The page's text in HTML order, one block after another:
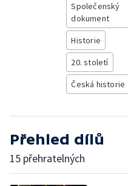
Společenský
dokument
Historie
20. století
Česká historie
Přehled dílů
15 přehratelných